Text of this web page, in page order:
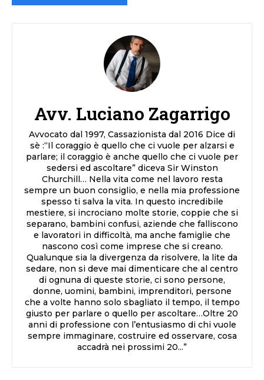
Avv. Luciano Zagarrigo
Avvocato dal 1997, Cassazionista dal 2016 Dice di
sè :“Il coraggio è quello che ci vuole per alzarsi e
parlare; il coraggio è anche quello che ci vuole per
sedersi ed ascoltare” diceva Sir Winston
Churchill… Nella vita come nel lavoro resta
sempre un buon consiglio, e nella mia professione
spesso ti salva la vita. In questo incredibile
mestiere, si incrociano molte storie, coppie che si
separano, bambini confusi, aziende che falliscono
e lavoratori in difficoltà, ma anche famiglie che
nascono così come imprese che si creano.
Qualunque sia la divergenza da risolvere, la lite da
sedare, non si deve mai dimenticare che al centro
di ognuna di queste storie, ci sono persone,
donne, uomini, bambini, imprenditori, persone
che a volte hanno solo sbagliato il tempo, il tempo
giusto per parlare o quello per ascoltare…Oltre 20
anni di professione con l’entusiasmo di chi vuole
sempre immaginare, costruire ed osservare, cosa
accadrà nei prossimi 20...”